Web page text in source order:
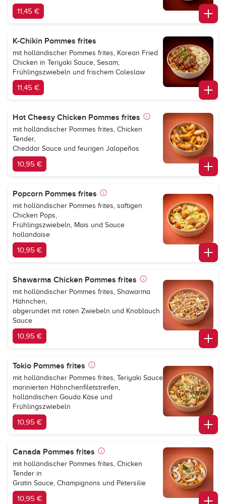
11,45 €
K-Chikin Pommes frites
mit holländischer Pommes frites, Korean Fried
Chicken in Teriyaki Sauce, Sesam,
Frühlingszwiebeln und frischem Coleslaw
11,45 €
Hot Cheesy Chicken Pommes frites
mit holländischer Pommes frites, Chicken
Tender,
Cheddar Sauce und feurigen Jalapeños
10,95 €
Popcorn Pommes frites
mit holländischer Pommes frites, saftigen
Chicken Pops,
Frühlingszwiebeln, Mais und Sauce
hollandaise
10,95 €
Shawarma Chicken Pommes frites
mit holländischer Pommes frites, Shawarma
Hähnchen,
abgerundet mit roten Zwiebeln und Knoblauch
Sauce
10,95 €
Tokio Pommes frites
mit holländischer Pommes frites, Teriyaki Sauce
marinierten Hähnchenfiletstreifen,
holländischen Gouda Käse und
Frühlingszwiebeln
10,95 €
Canada Pommes frites
mit holländischer Pommes frites, Chicken
Tender in
Gratin Sauce, Champignons und Petersilie
10,95 €